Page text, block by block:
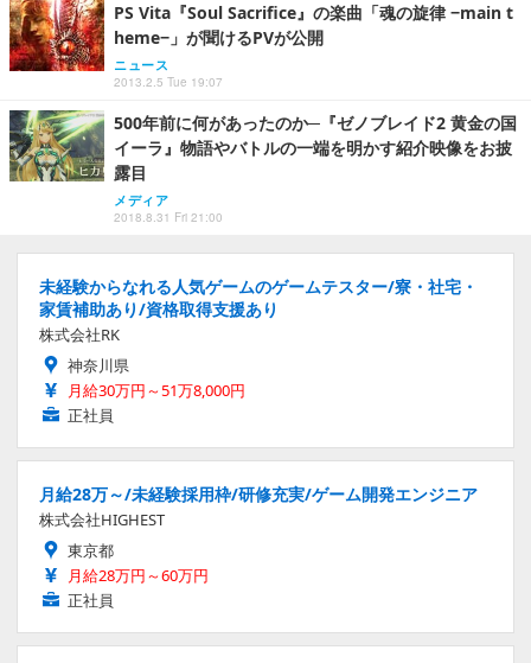
PS Vita『Soul Sacrifice』の楽曲「魂の旋律 −main t
heme−」が聞けるPVが公開
ニュース
2013.2.5 Tue 19:07
500年前に何があったのか─『ゼノブレイド2 黄金の国
イーラ』物語やバトルの一端を明かす紹介映像をお披
露目
メディア
2018.8.31 Fri 21:00
未経験からなれる人気ゲームのゲームテスター/寮・社宅・
家賃補助あり/資格取得支援あり
株式会社RK
神奈川県
月給30万円～51万8,000円
正社員
月給28万～/未経験採用枠/研修充実/ゲーム開発エンジニア
株式会社HIGHEST
東京都
月給28万円～60万円
正社員